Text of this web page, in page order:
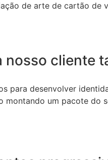
nosso cliente
para desenvolver
montando um pacote do